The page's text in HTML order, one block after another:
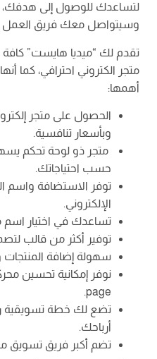
لتساعدك للوصول إلى
وسيتواصل معك فريق
تقدم لك “ميديا هايست” كافة
متجر الكتروني احترافي، كما
أهمها:
الحصول على متجر
وبأسعار تنافسية.
متجر ذو لوحة تحكم
حسب احتياجاتك.
توفر الاستضافة واسم
الإلكتروني.
تساعدك في اختيار اسم
توفير أكثر من قالب
سهولة إضافة المنتجات
page.
تضع لك خطة تسويقية
أرباحك.
تضم أكبر فريق